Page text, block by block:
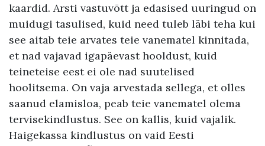
kaardid. Arsti vastuvõtt ja edasised uuringud on
muidugi tasulised, kuid need tuleb läbi teha kui
see aitab teie arvates teie vanematel kinnitada,
et nad vajavad igapäevast hooldust, kuid
teineteise eest ei ole nad suutelised
hoolitsema. On vaja arvestada sellega, et olles
saanud elamisloa, peab teie vanematel olema
tervisekindlustus. See on kallis, kuid vajalik.
Haigekassa kindlustus on vaid Eesti